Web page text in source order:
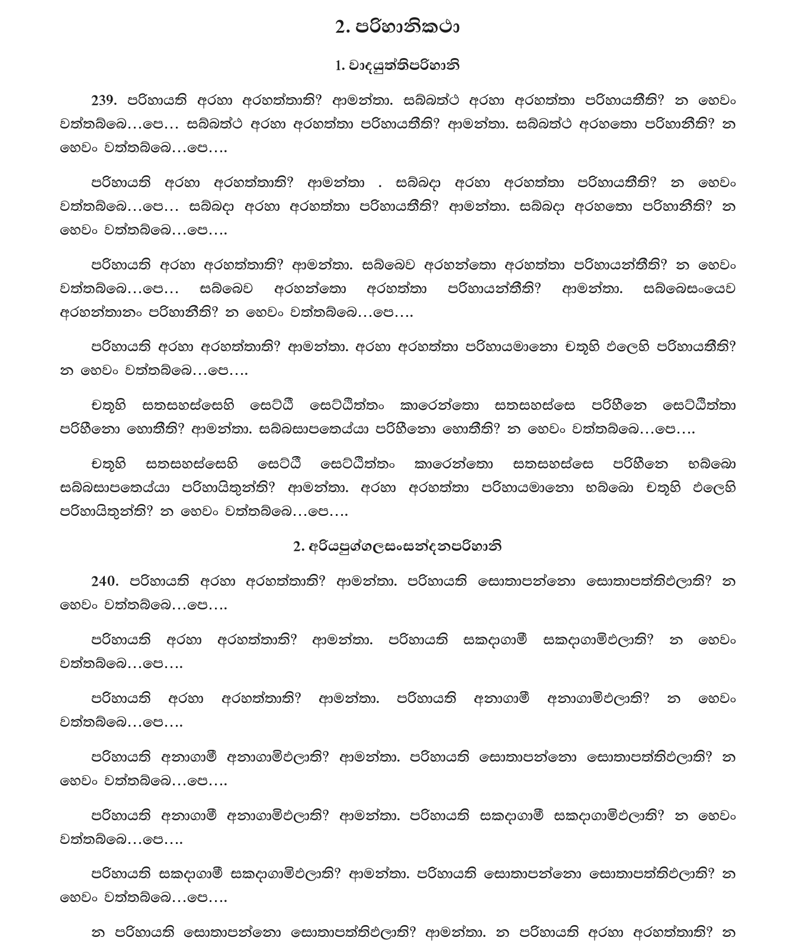
2. පරිහානිකථා
1. වාදයුත්තිපරිහානි
239. පරිහායති අරහා අරහත්තාති? ආමන්තා. සබ්බත්ථ අරහා අරහත්තා පරිහායතීති? න හෙවං
වත්තබ්බෙ…පෙ… සබ්බත්ථ අරහා අරහත්තා පරිහායතීති? ආමන්තා. සබ්බත්ථ අරහතො පරිහානීති? න
හෙවං වත්තබ්බෙ…පෙ….
පරිහායති අරහා අරහත්තාති? ආමන්තා . සබ්බදා අරහා අරහත්තා පරිහායතීති? න හෙවං
වත්තබ්බෙ…පෙ… සබ්බදා අරහා අරහත්තා පරිහායතීති? ආමන්තා. සබ්බදා අරහතො පරිහානීති? න
හෙවං වත්තබ්බෙ…පෙ….
පරිහායති අරහා අරහත්තාති? ආමන්තා. සබ්බෙව අරහන්තො අරහත්තා පරිහායන්තීති? න හෙවං
වත්තබ්බෙ…පෙ… සබ්බෙව අරහන්තො අරහත්තා පරිහායන්තීති? ආමන්තා. සබ්බෙසංයෙව
අරහන්තානං පරිහානීති? න හෙවං වත්තබ්බෙ…පෙ….
පරිහායති අරහා අරහත්තාති? ආමන්තා. අරහා අරහත්තා පරිහායමානො චතූහි ඵලෙහි පරිහායතීති?
න හෙවං වත්තබ්බෙ…පෙ….
චතූහි සතසහස්සෙහි සෙට්ඨී සෙට්ඨිත්තං කාරෙන්තො සතසහස්සෙ පරිහීනෙ සෙට්ඨිත්තා
පරිහීනො හොතීති? ආමන්තා. සබ්බසාපතෙය්යා පරිහීනො හොතීති? න හෙවං වත්තබ්බෙ…පෙ….
චතූහි සතසහස්සෙහි සෙට්ඨී සෙට්ඨිත්තං කාරෙන්තො සතසහස්සෙ පරිහීනෙ භබ්බො
සබ්බසාපතෙය්යා පරිහායිතුන්ති? ආමන්තා. අරහා අරහත්තා පරිහායමානොභබ්බො චතූහි ඵලෙහි
පරිහායිතුන්ති? න හෙවං වත්තබ්බෙ…පෙ….
2. අරියපුග්ගලසංසන්දනපරිහානි
240. පරිහායති අරහා අරහත්තාති? ආමන්තා. පරිහායති සොතාපන්නො සොතාපත්තිඵලාති? න
හෙවං වත්තබ්බෙ…පෙ….
පරිහායති අරහා අරහත්තාති? ආමන්තා. පරිහායති සකදාගාමී සකදාගාමිඵලාති? න හෙවං
වත්තබ්බෙ…පෙ….
පරිහායති අරහා අරහත්තාති? ආමන්තා. පරිහායති අනාගාමී අනාගාමිඵලාති? න හෙවං
වත්තබ්බෙ…පෙ….
පරිහායති අනාගාමී අනාගාමිඵලාති? ආමන්තා. පරිහායති සොතාපන්නො සොතාපත්තිඵලාති? න
හෙවං වත්තබ්බෙ…පෙ….
පරිහායති අනාගාමී අනාගාමිඵලාති? ආමන්තා. පරිහායති සකදාගාමී සකදාගාමිඵලාති? න හෙවං
වත්තබ්බෙ…පෙ….
පරිහායති සකදාගාමී සකදාගාමිඵලාති? ආමන්තා. පරිහායති සොතාපන්නො සොතාපත්තිඵලාති? න
හෙවං වත්තබ්බෙ…පෙ….
න පරිහායති සොතාපන්නො සොතාපත්තිඵලාති? ආමන්තා. න පරිහායති අරහා අරහත්තාති? න